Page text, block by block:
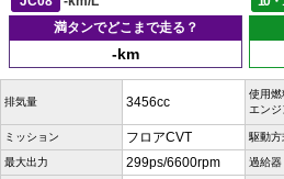
満タンでどこまで走る？
-km
排気量 3456cc
使用燃
エンジ
ミッション フロアCVT 駆動方
最大出力 299ps/6600rpm 過給器